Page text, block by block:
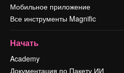
Мобильное приложение
Все инструменты Magnific
Начать
Academy
Документация по Пакету ИИ